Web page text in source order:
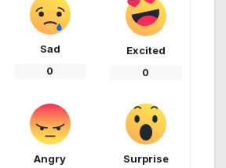
Sad
0
Excited
0
Angry Surprise